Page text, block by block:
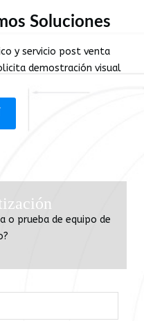
Soluciones
y servicio post venta
demostración visual
o prueba de equipo de